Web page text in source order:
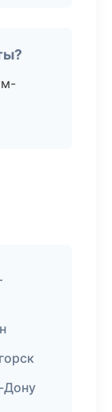
Дону